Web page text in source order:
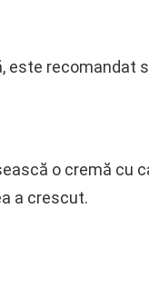
este recomandat
o cremă cu
a crescut.